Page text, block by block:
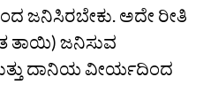
ಅದೇ ರೀತಿ
ತಾಯಿ) ಜನಿಸುವ
ದಾನಿಯ ವೀರ್ಯದಿಂದ